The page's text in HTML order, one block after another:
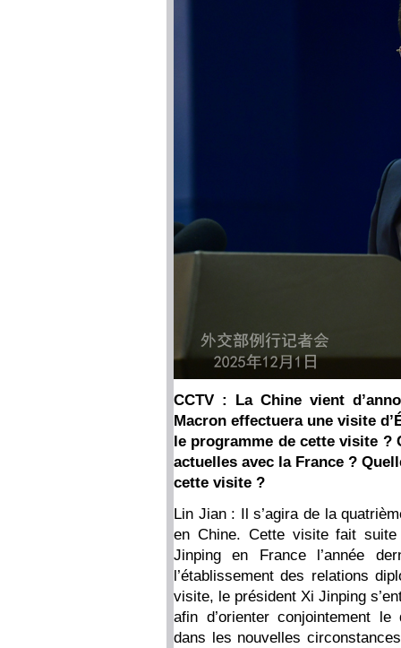
CCTV : La Chine vient
Macron effectuera une visite
le programme de cette visite ?
actuelles avec la France ?
cette visite ?
Lin Jian : Il s’agira de la
en Chine. Cette visite fait
Jinping en France l’année
l’établissement des relations
visite, le président Xi Jinping
afin d’orienter conjointement
dans les nouvelles